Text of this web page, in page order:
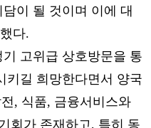
이 될 것이며 이에 대
다.
고위급 상호방문을 통
키길 희망한다면서 양국
, 식품, 금융서비스와
회가 존재하고, 특히 동